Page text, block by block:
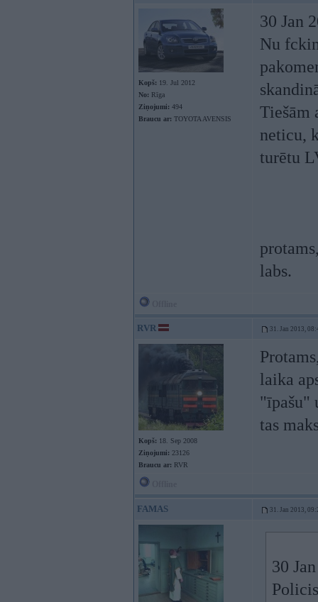
Kopš: 19. Jul 2012
No: Rīga
Ziņojumi: 494
Braucu ar: TOYOTA AVENSIS
30 Jan
Nu
Tiešām
neticu,
turētu
labs.
RVR 31. Jan 2013,
Kopš: 18. Sep 2008
Ziņojumi: 23126
Braucu ar: RVR
laika
"īpašu"
tas
FAMAS 31. Jan 2013,
30